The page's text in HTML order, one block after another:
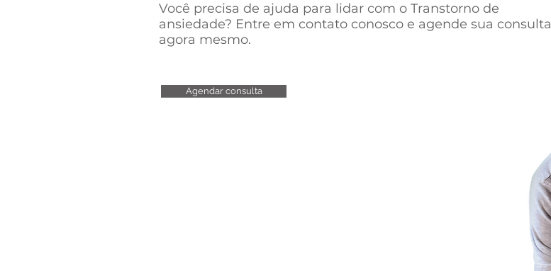
Você precisa de ajuda para lidar com o Transtorno de
ansiedade? Entre em contato conosco e agende sua consulta
agora mesmo.
Agendar consulta